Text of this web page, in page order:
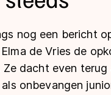
nog een bericht
de Vries de
Ze dacht even
onbevangen